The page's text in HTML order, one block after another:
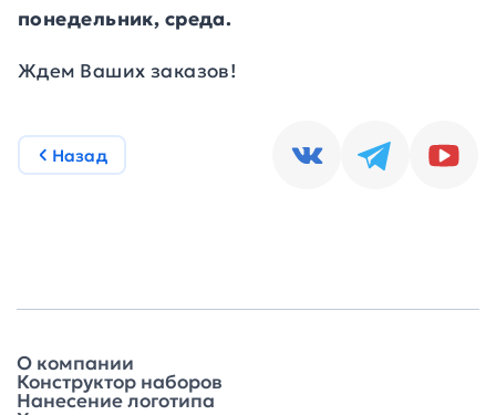
понедельник, среда.
Ждем Ваших заказов!
Назад
О компании
Конструктор наборов
Нанесение логотипа